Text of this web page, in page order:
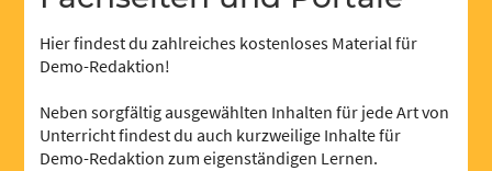
Hier findest du zahlreiches kostenloses Material für
Demo-Redaktion!
Neben sorgfältig ausgewählten Inhalten für jede Art von
Unterricht findest du auch kurzweilige Inhalte für
Demo-Redaktion zum eigenständigen Lernen.